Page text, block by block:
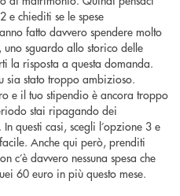
e chiediti se le spese
fatto davvero spendere molto
sguardo allo storico delle
la risposta a questa domanda.
sia stato troppo ambizioso.
e il tuo stipendio è ancora troppo
stai ripagando dei
questi casi, scegli l’opzione 3 e
Anche qui però, prenditi
c’è davvero nessuna spesa che
60 euro in più questo mese.